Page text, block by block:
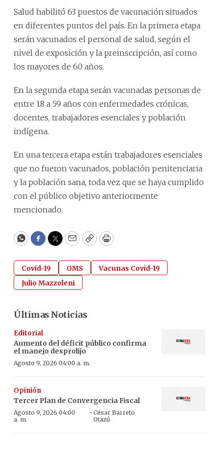
Salud habilitó 63 puestos de vacunación situados
en diferentes puntos del país. En la primera etapa
serán vacunados el personal de salud, según el
nivel de exposición y la preinscripción, así como
los mayores de 60 años.
En la segunda etapa serán vacunadas personas de
entre 18 a 59 años con enfermedades crónicas,
docentes, trabajadores esenciales y población
indígena.
En una tercera etapa están trabajadores esenciales
que no fueron vacunados, población penitenciaria
y la población sana, toda vez que se haya cumplido
con el público objetivo anteriormente
mencionado.
WhatsApp
Facebook
Twitter
EmailCopyPrint
Covid-19 OMS
Vacunas Covid-19
Julio Mazzoleni
Últimas Noticias
Editorial
Aumento del déficit público confirma
el manejo desprolijo
Agosto 9, 2026 04:00 a. m.
Opinión
Tercer Plan de Convergencia Fiscal
Agosto 9, 2026 04:00
a. m.
·César Barreto
Otazú